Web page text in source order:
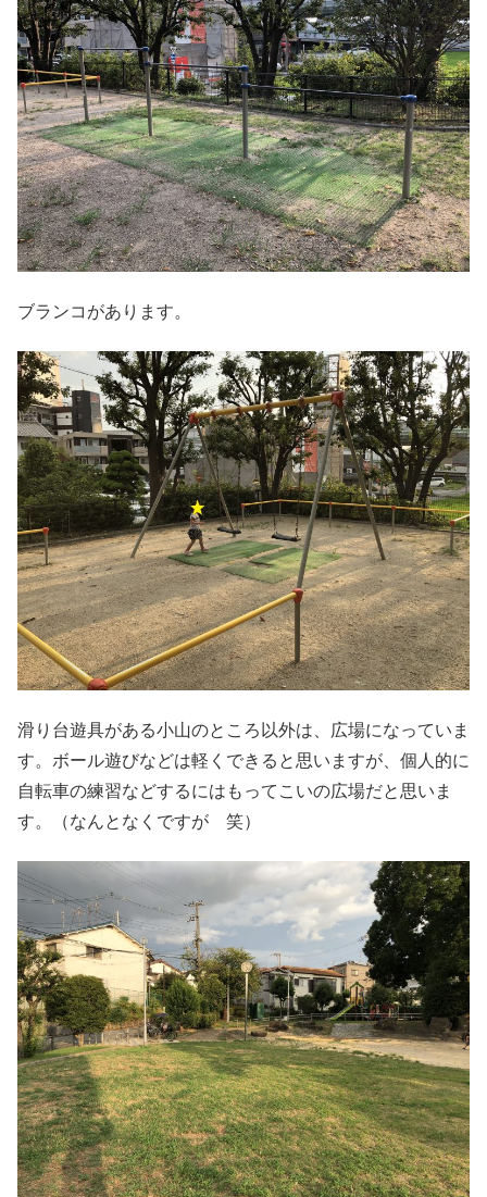
ブランコがあります。
滑り台遊具がある小山のところ以外は、広場になっていま
す。ボール遊びなどは軽くできると思いますが、個人的に
自転車の練習などするにはもってこいの広場だと思いま
す。（なんとなくですが 笑）